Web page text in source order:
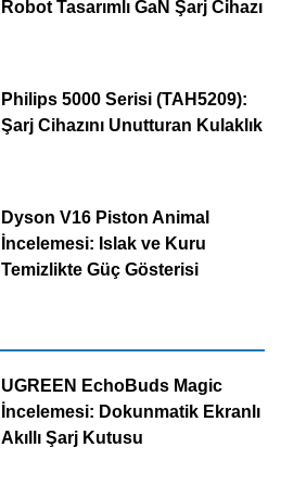
Robot Tasarımlı GaN Şarj Cihazı
Philips 5000 Serisi (TAH5209):
Şarj Cihazını Unutturan Kulaklık
Dyson V16 Piston Animal
İncelemesi: Islak ve Kuru
Temizlikte Güç Gösterisi
UGREEN EchoBuds Magic
İncelemesi: Dokunmatik Ekranlı
Akıllı Şarj Kutusu